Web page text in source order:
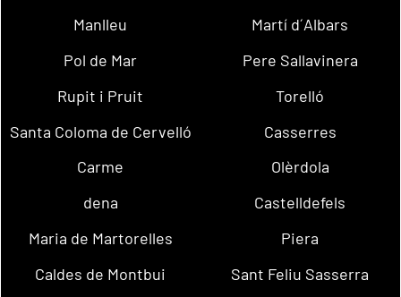
Manlleu
Martí d´Albars
Pol de Mar
Pere Sallavinera
Rupit i Pruit
Torelló
Santa Coloma de Cervelló
Casserres
Carme
Olèrdola
dena
Castelldefels
Maria de Martorelles
Piera
Caldes de Montbui
Sant Feliu Sasserra